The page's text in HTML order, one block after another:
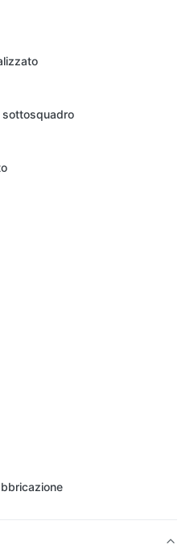
sottosquadro